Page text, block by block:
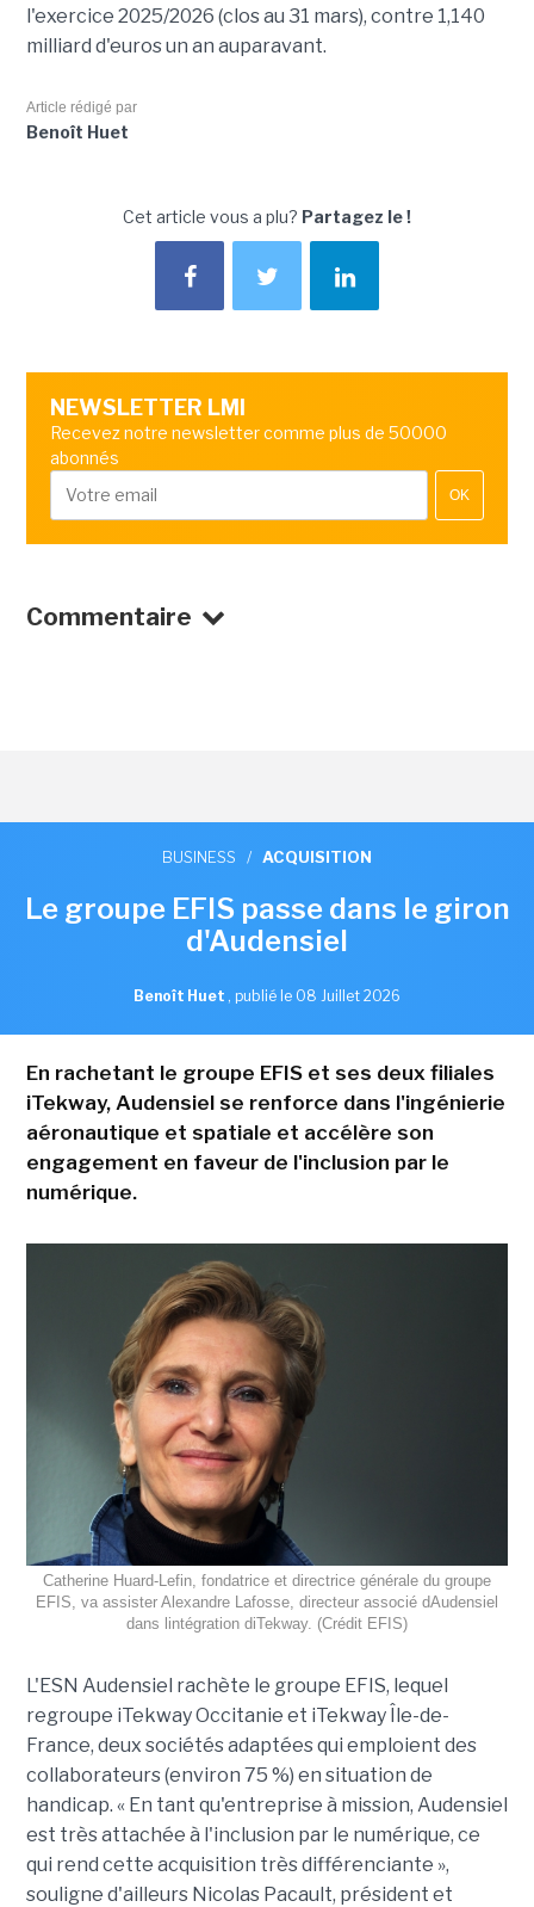
l'exercice 2025/2026 (clos au 31 mars), contre 1,140
milliard d'euros un an auparavant.
Article rédigé par
Benoît Huet
Cet article vous a plu? Partagez le !
NEWSLETTER LMI
Recevez notre newsletter comme plus de 50000
abonnés
OK
Commentaire
BUSINESS / ACQUISITION
Le groupe EFIS passe dans le giron
d'Audensiel
Benoît Huet , publié le 08 Juillet 2026
En rachetant le groupe EFIS et ses deux filiales
iTekway, Audensiel se renforce dans l'ingénierie
aéronautique et spatiale et accélère son
engagement en faveur de l'inclusion par le
numérique.
Catherine Huard-Lefin, fondatrice et directrice générale du groupe
EFIS, va assister Alexandre Lafosse, directeur associé dAudensiel
dans lintégration diTekway. (Crédit EFIS)
L'ESN Audensiel rachète le groupe EFIS, lequel
regroupe iTekway Occitanie et iTekway Île-de-
France, deux sociétés adaptées qui emploient des
collaborateurs (environ 75 %) en situation de
handicap. « En tant qu'entreprise à mission, Audensiel
est très attachée à l'inclusion par le numérique, ce
qui rend cette acquisition très différenciante »,
souligne d'ailleurs Nicolas Pacault, président et